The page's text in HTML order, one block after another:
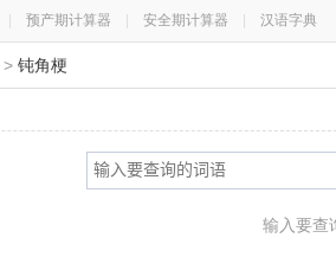
预产期计算器 安全期计算器 汉语字典
> 钝角梗
输入要查